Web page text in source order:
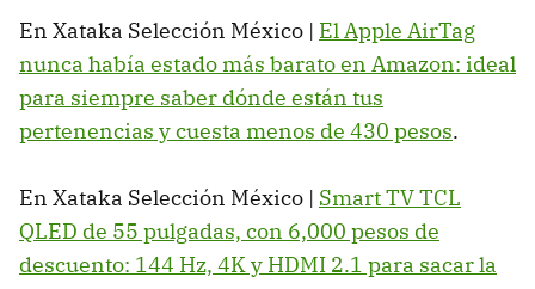
En Xataka Selección México | El Apple AirTag
nunca había estado más barato en Amazon: ideal
para siempre saber dónde están tus
pertenencias y cuesta menos de 430 pesos.
En Xataka Selección México | Smart TV TCL
QLED de 55 pulgadas, con 6,000 pesos de
descuento: 144 Hz, 4K y HDMI 2.1 para sacar la